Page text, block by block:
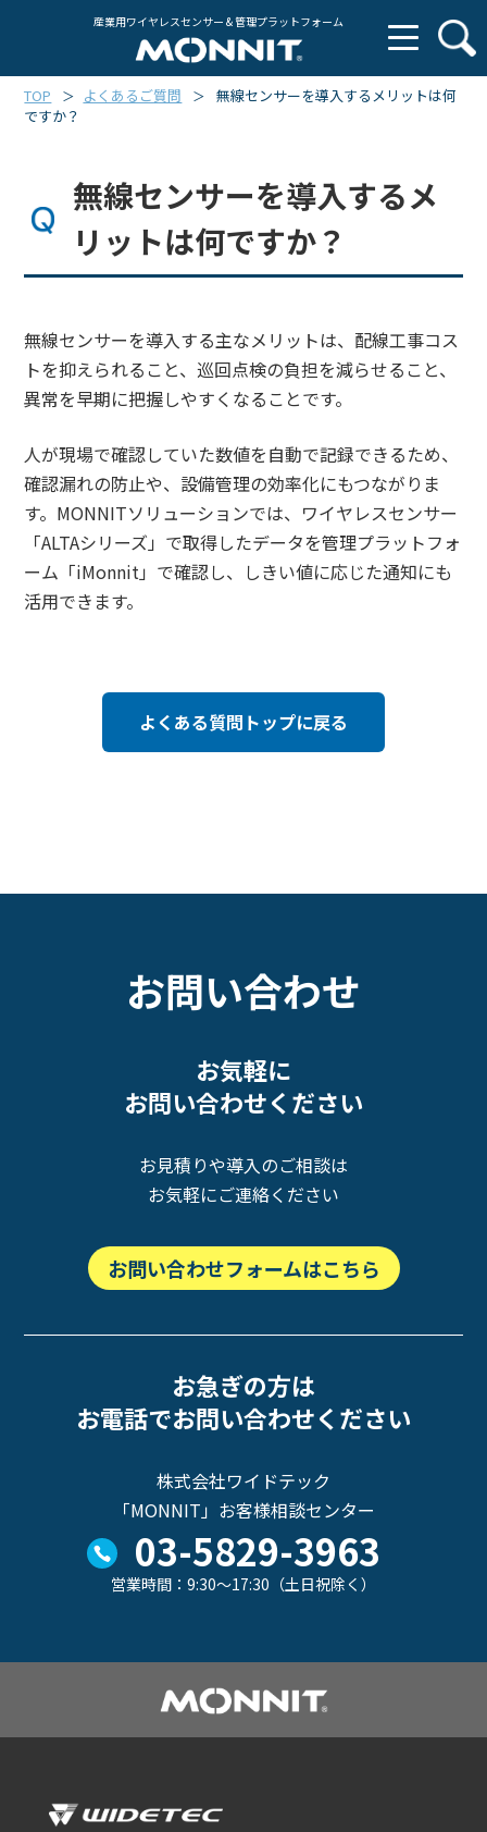
産業用ワイヤレスセンサー & 管理プラットフォーム
TOP ＞ よくあるご質問 ＞
無線センサーを導入するメリットは何
ですか？
無線センサーを導入するメ
リットは何ですか？
無線センサーを導入する主なメリットは、配線工事コス
トを抑えられること、巡回点検の負担を減らせること、
異常を早期に把握しやすくなることです。
人が現場で確認していた数値を自動で記録できるため、
確認漏れの防止や、設備管理の効率化にもつながりま
す。MONNITソリューションでは、ワイヤレスセンサー
「ALTAシリーズ」で取得したデータを管理プラットフォ
ーム「iMonnit」で確認し、しきい値に応じた通知にも
活用できます。
よくある質問トップに戻る
お問い合わせ
お気軽に
お問い合わせください
お見積りや導入のご相談は
お気軽にご連絡ください
お問い合わせフォームはこちら
お急ぎの方は
お電話でお問い合わせください
株式会社ワイドテック
「MONNIT」お客様相談センター
03-5829-3963
営業時間：9:30～17:30（土日祝除く）